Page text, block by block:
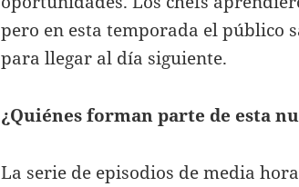
pero en esta temporada el público
para llegar al día siguiente.
¿Quiénes forman parte de esta
La serie de episodios de media